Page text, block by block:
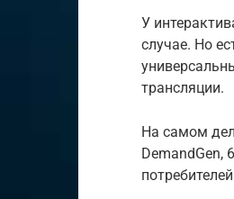
У
случае. Но
трансляции.
На самом
DemandGen,